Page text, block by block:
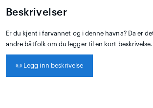
Beskrivelser
Er du kjent i farvannet og i denne havna? Da er
andre båtfolk om du legger til en kort beskrivelse.
📜 Legg inn beskrivelse